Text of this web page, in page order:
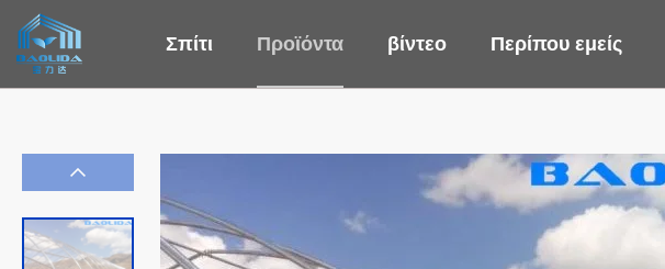
Σπίτι Προϊόντα βίντεο Περίπου εμείς